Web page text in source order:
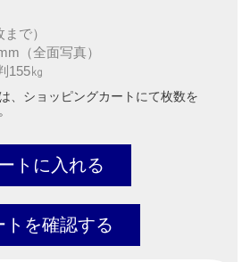
まで）
（全面写真）
㎏
、ショッピングカートにて枚数を